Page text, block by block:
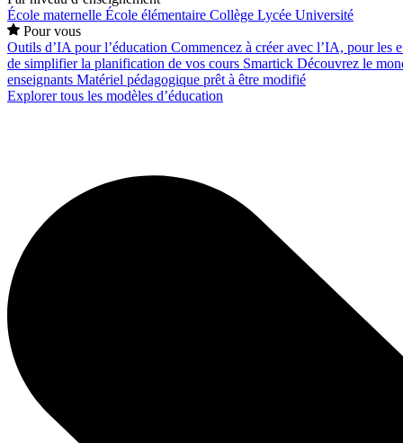
École maternelle École élémentaire Collège Lycée Université
Pour vous
Outils d’IA pour l’éducation Commencez à créer avec l’IA, pour les
de simplifier la planification de vos cours Smartick Découvrez le
enseignants Matériel pédagogique prêt à être modifié
Explorer tous les modèles d’éducation